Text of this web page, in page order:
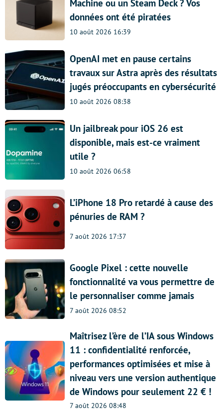
Machine ou un Steam Deck ? Vos
données ont été piratées
10 août 2026 16:39
OpenAI met en pause certains
travaux sur Astra après des résultats
jugés préoccupants en cybersécurité
10 août 2026 08:38
Un jailbreak pour iOS 26 est
disponible, mais est-ce vraiment
utile ?
10 août 2026 06:58
L’iPhone 18 Pro retardé à cause des
pénuries de RAM ?
7 août 2026 17:37
Google Pixel : cette nouvelle
fonctionnalité va vous permettre de
le personnaliser comme jamais
7 août 2026 08:52
Maîtrisez l’ère de l’IA sous Windows
11 : confidentialité renforcée,
performances optimisées et mise à
niveau vers une version authentique
de Windows pour seulement 22 € !
7 août 2026 08:48